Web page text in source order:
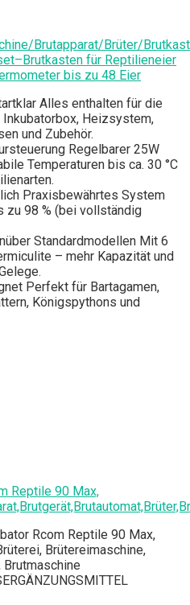
Brutapparat/Brüter/
für Reptilieneier
bis zu 48 Eier
Alles enthalten für die
Heizsystem,
und Zubehör.
Regelbarer 25W
Temperaturen bis ca. 30 °C
Praxisbewährtes System
zu 98 % (bei vollständig
Standardmodellen Mit 6
– mehr Kapazität und
Perfekt für Bartagamen,
Königspythons und
Reptile 90 Max,
Rcom Reptile 90 Max,
Brütereimaschine,
Brutmaschine